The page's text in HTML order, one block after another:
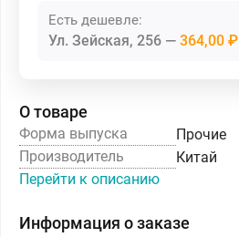
Есть дешевле:
Ул. Зейская, 256 364,00 ₽
О товаре
Форма выпуска
Прочие
Производитель
Китай
Перейти к описанию
Информация о заказе